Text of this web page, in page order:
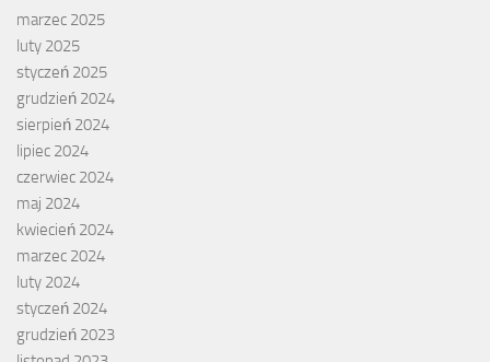
marzec 2025
luty 2025
styczeń 2025
grudzień 2024
sierpień 2024
lipiec 2024
czerwiec 2024
maj 2024
kwiecień 2024
marzec 2024
luty 2024
styczeń 2024
grudzień 2023